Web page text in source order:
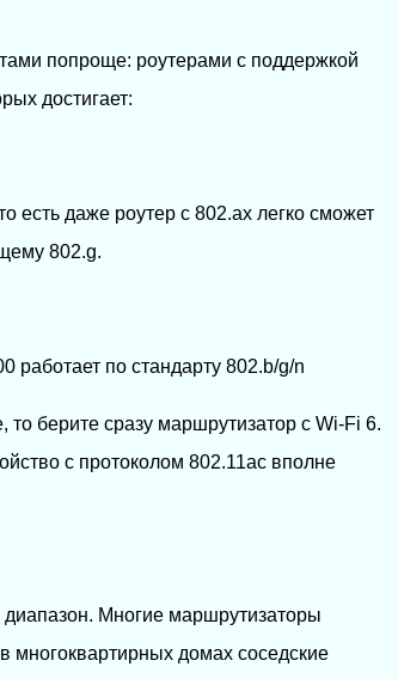
попроще: роутерами с поддержкой
достигает:
есть даже роутер с 802.ax легко сможет
802.g.
работает по стандарту 802.b/g/n
берите сразу маршрутизатор с Wi-Fi 6.
с протоколом 802.11ас вполне
диапазон. Многие маршрутизаторы
многоквартирных домах соседские